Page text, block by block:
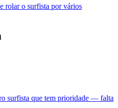
rolar o surfista por vários
surfista que tem prioridade — falta